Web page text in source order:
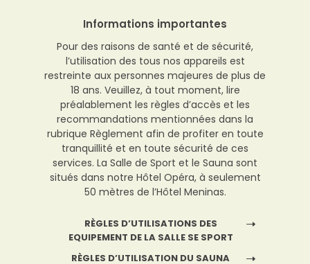
Informations importantes
Pour des raisons de santé et de sécurité,
l’utilisation des tous nos appareils est
restreinte aux personnes majeures de plus de
18 ans. Veuillez, à tout moment, lire
préalablement les règles d’accès et les
recommandations mentionnées dans la
rubrique Règlement afin de profiter en toute
tranquillité et en toute sécurité de ces
services. La Salle de Sport et le Sauna sont
situés dans notre Hôtel Opéra, à seulement
50 mètres de l’Hôtel Meninas.
RÈGLES D’UTILISATIONS DES
EQUIPEMENT DE LA SALLE SE SPORT
RÈGLES D’UTILISATION DU SAUNA